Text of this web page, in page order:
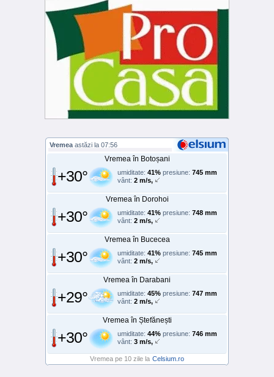
Vremea astăzi la 07:56
Vremea în Botoșani
+30° umiditate: 41% presiune: 745 mm
vânt: 2 m/s,
Vremea în Dorohoi
+30° umiditate: 41% presiune: 748 mm
vânt: 2 m/s,
Vremea în Bucecea
+30° umiditate: 41% presiune: 745 mm
vânt: 2 m/s,
Vremea în Darabani
+29° umiditate: 45% presiune: 747 mm
vânt: 2 m/s,
Vremea în Ștefănești
+30° umiditate: 44% presiune: 746 mm
vânt: 3 m/s,
Vremea pe 10 zile la Celsium.ro